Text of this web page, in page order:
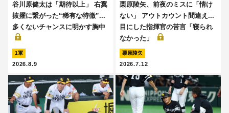
谷川原健太は「期待以上」 右翼
抜擢に繋がった“稀有な特徴”...
多くないチャンスに明かす胸中
1軍
2026.8.9
栗原陵矢、前夜のミスに「情け
ない」 アウトカウント間違え...
目にした指揮官の苦言「寝られ
なかった」
栗原陵矢
2026.7.12